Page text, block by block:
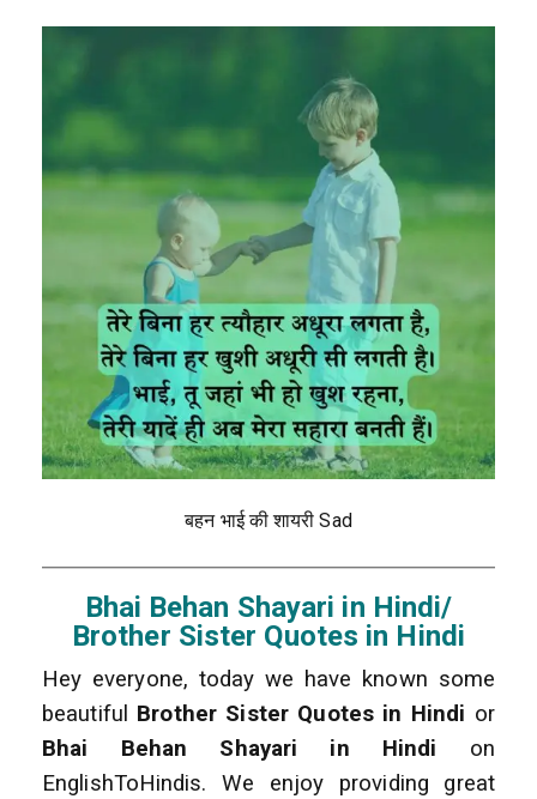
बहन भाई की शायरी Sad
Bhai Behan Shayari in Hindi/
Brother Sister Quotes in Hindi
Hey everyone, today we have known some
beautiful Brother Sister Quotes in Hindi or
Bhai Behan Shayari in Hindi on
EnglishToHindis. We enjoy providing great